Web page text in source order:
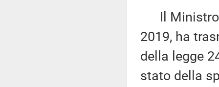
Il Ministro
2019, ha
della legge
stato della